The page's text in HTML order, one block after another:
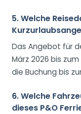
5. Welche
Das Angebot für
März 2026 bis
die Buchung bis
6. Welche
dieses P&O